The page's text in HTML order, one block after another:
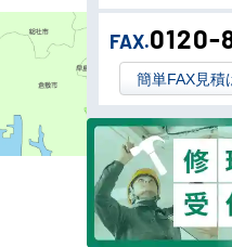
FAX.0120-
簡単FAX見積